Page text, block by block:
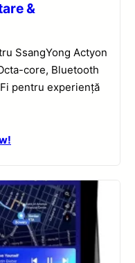
&
SsangYong Actyon
core, Bluetooth
pentru experiență